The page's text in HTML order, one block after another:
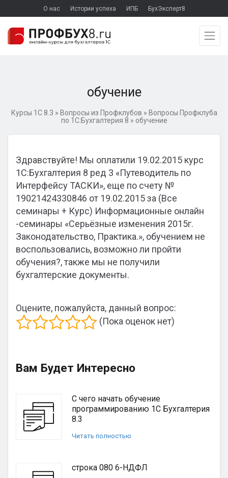
О нас Истории успеха ИПБ БухЭксперт8
обучение
Курсы 1С 8.3 » Вопросы из Профклубов » Вопросы Профклуба
по 1С:Бухгалтерия 8 » обучение
Здравствуйте! Мы оплатили 19.02.2015 курс
1С:Бухгалтерия 8 ред 3 «Путеводитель по
Интерфейсу ТАСКИ», еще по счету №
19021424330846 от 19.02.2015 за (Все
семинары + Курс) Информационные онлайн
-семинары «Серьёзные изменения 2015г.
Законодательство, Практика.», обучением не
воспользовались, возможно ли пройти
обучения?, также мы не получили
бухгалтерские документы.
Оцените, пожалуйста, данный вопрос:
(Пока оценок нет)
Вам Будет Интересно
С чего начать обучение
программированию 1С Бухгалтерия
8.3
Читать полностью
строка 080 6-НДФЛ